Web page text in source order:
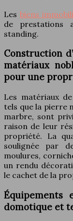
Lesbiens
de prestations
standing.
Construction
matériaux
pour une
Les matériaux
tels que la pierre
marbre, sont
raison de leur
propriété. La
soulignée par
moulures,
un rendu
le cachet de la
Équipements
domotique et